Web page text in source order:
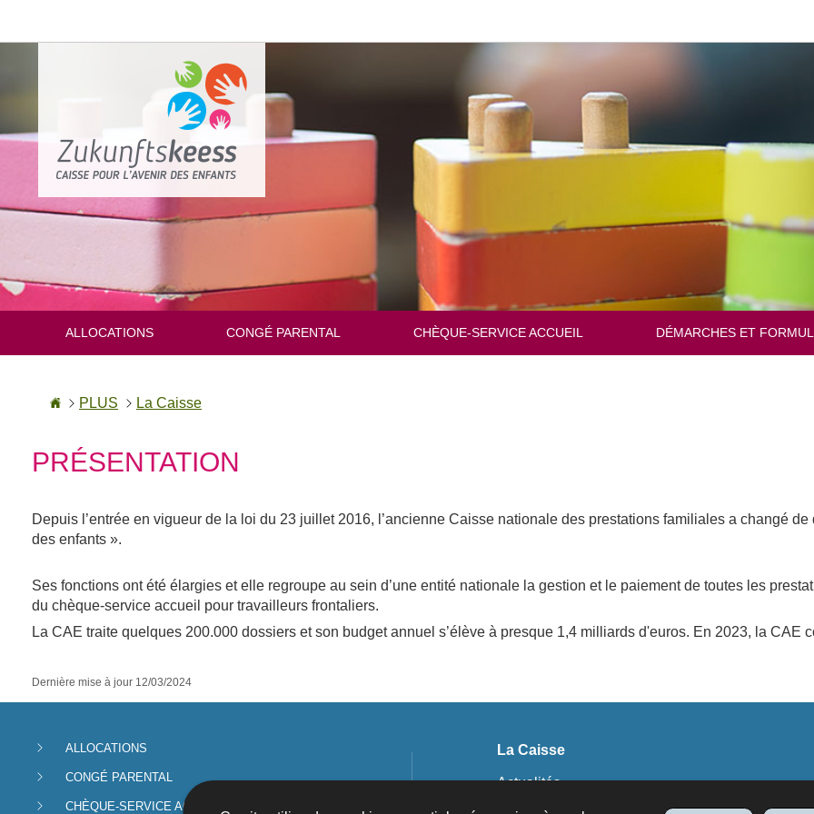
Changer
de
langue
ALLOCATIONS CONGÉ PARENTAL CHÈQUE-SERVICE ACCUEIL DÉMARCHES ET
Accueil
PLUS La Caisse
PRÉSENTATION
Depuis l’entrée en vigueur de la loi du 23 juillet 2016, l’ancienne Caisse nationale des prestations familiales a changé
des enfants ».
Ses fonctions ont été élargies et elle regroupe au sein d’une entité nationale la gestion et le paiement de toutes les
du chèque-service accueil pour travailleurs frontaliers.
La CAE traite quelques 200.000 dossiers et son budget annuel s’élève à presque 1,4 milliards d'euros. En 2023, la CAE
Dernière mise à jour 12/03/2024
Menu
de
ALLOCATIONS
CONGÉ PARENTAL
CHÈQUE-SERVICE ACCUEIL
La Caisse
Actualités